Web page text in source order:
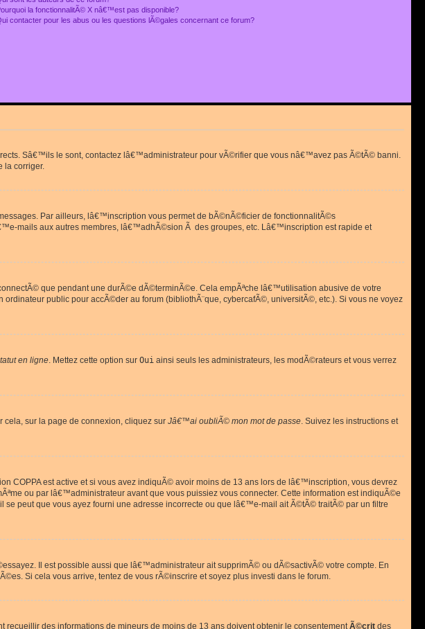
la fonctionnalitÃ© X nâ€™est pas disponible?
contacter pour les abus ou les questions lÃ©gales concernant ce forum?
Sâ€™ils le sont, contactez lâ€™administrateur pour vÃ©rifier que vous nâ€™avez pas Ã©tÃ© banni.
la corriger.
Par ailleurs, lâ€™inscription vous permet de bÃ©nÃ©ficier de fonctionnalitÃ©s
mails aux autres membres, lâ€™adhÃ©sion Ã des groupes, etc. Lâ€™inscription est rapide et
que pendant une durÃ©e dÃ©terminÃ©e. Cela empÃªche lâ€™utilisation abusive de votre
public pour accÃ©der au forum (bibliothÃ¨que, cybercafÃ©, universitÃ©, etc.). Si vous ne voyez
en ligne. Mettez cette option sur Oui ainsi seuls les administrateurs, les modÃ©rateurs et vous verrez
cela, sur la page de connexion, cliquez sur Jâ€™ai oubliÃ© mon mot de passe. Suivez les instructions et
COPPA est active et si vous avez indiquÃ© avoir moins de 13 ans lors de lâ€™inscription, vous devrez
ou par lâ€™administrateur avant que vous puissiez vous connecter. Cette information est indiquÃ©e
peut que vous ayez fourni une adresse incorrecte ou que lâ€™e-mail ait Ã©tÃ© traitÃ© par un filtre
Il est possible aussi que lâ€™administrateur ait supprimÃ© ou dÃ©sactivÃ© votre compte. En
Si cela vous arrive, tentez de vous rÃ©inscrire et soyez plus investi dans le forum.
des informations de mineurs de moins de 13 ans doivent obtenir le consentementÃ©crit des